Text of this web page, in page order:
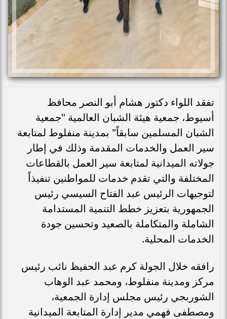
تفقد اللواء دكتور هشام أبو النصر محافظ
أسيوط، جمعية هيئة الشبان العالمية "جمعية
الشبان المسلمين سابقاً" بمدينة منفلوط لمتابعة
سير العمل والخدمات المقدمة وذلك في إطار
جولاته الميدانية لمتابعة سير العمل بالقطاعات
المختلفة والتي تقدم خدمات للمواطنين تنفيذاً
لتوجيهات الرئيس عبد الفتاح السيسي رئيس
الجمهورية بتعزيز خطط التنمية المستدامة
الشاملة والمتكاملة بالصعيد وتحسين جودة
الخدمات المحلية.
رافقه خلال الجولة كرم عبد الحفيظ نائب رئيس
مركز ومدينة منفلوط، ومحمد عبد الوهاب
الشوربجي رئيس مجلس إدارة الجمعية،
ومصطفى فهمي مدير إدارة المتابعة الميدانية